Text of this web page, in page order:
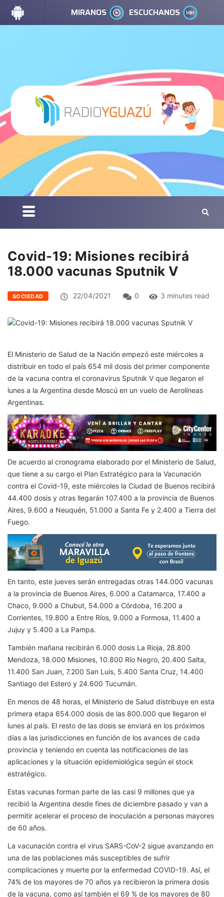
MIRANOS ESCUCHANOS
Covid-19: Misiones recibirá
18.000 vacunas Sputnik V
SOCIEDAD 22/04/2021 0 3 minutes read
El Ministerio de Salud de la Nación empezó este miércoles a
distribuir en todo el país 654 mil dosis del primer componente
de la vacuna contra el coronavirus Sputnik V que llegaron el
lunes a la Argentina desde Moscú en un vuelo de Aerolíneas
Argentinas.
De acuerdo al cronograma elaborado por el Ministerio de Salud,
que tiene a su cargo el Plan Estratégico para la Vacunación
contra el Covid-19, este miércoles la Ciudad de Buenos recibirá
44.400 dosis y otras llegarán 107.400 a la provincia de Buenos
Aires, 9.600 a Neuquén, 51.000 a Santa Fe y 2.400 a Tierra del
Fuego.
En tanto, este jueves serán entregadas otras 144.000 vacunas
a la provincia de Buenos Aires, 6.000 a Catamarca, 17.400 a
Chaco, 9.000 a Chubut, 54.000 a Córdoba, 16.200 a
Corrientes, 19.800 a Entre Ríos, 9.000 a Formosa, 11.400 a
Jujuy y 5.400 a La Pampa.
También mañana recibirán 6.000 dosis La Rioja, 28.800
Mendoza, 18.000 Misiones, 10.800 Río Negro, 20.400 Salta,
11.400 San Juan, 7.200 San Luis, 5.400 Santa Cruz, 14.400
Santiago del Estero y 24.600 Tucumán.
En menos de 48 horas, el Ministerio de Salud distribuye en esta
primera etapa 654.000 dosis de las 800.000 que llegaron el
lunes al país. El resto de las dosis se enviará en los próximos
días a las jurisdicciones en función de los avances de cada
provincia y teniendo en cuenta las notificaciones de las
aplicaciones y la situación epidemiológica según el stock
estratégico.
Estas vacunas forman parte de las casi 9 millones que ya
recibió la Argentina desde fines de diciembre pasado y van a
permitir acelerar el proceso de inoculación a personas mayores
de 60 años.
La vacunación contra el virus SARS-CoV-2 sigue avanzando en
una de las poblaciones más susceptibles de sufrir
complicaciones y muerte por la enfermedad COVID-19. Así, el
74% de los mayores de 70 años ya recibieron la primera dosis
de la vacuna, como así también el 69 % de los mayores de 80